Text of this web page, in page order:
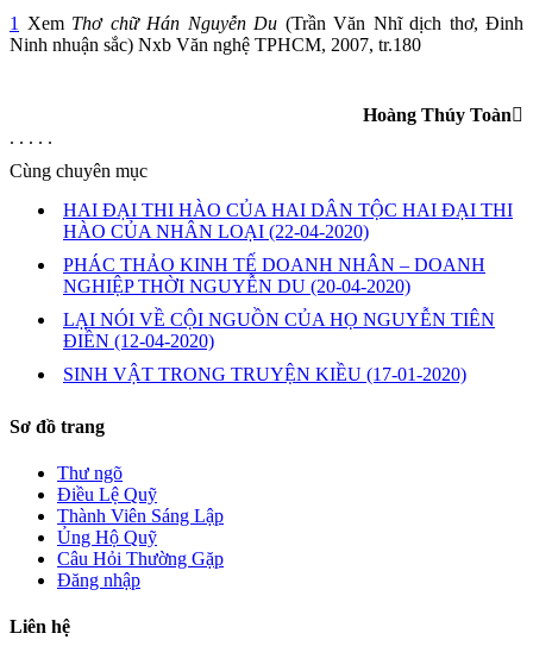
1 Xem Thơ chữ Hán Nguyễn Du (Trần Văn Nhĩ dịch thơ, Đinh
Ninh nhuận sắc) Nxb Văn nghệ TPHCM, 2007, tr.180
Hoàng Thúy Toàn
. . . . .
Cùng chuyên mục
HAI ĐẠI THI HÀO CỦA HAI DÂN TỘC HAI ĐẠI THI
HÀO CỦA NHÂN LOẠI (22-04-2020)
PHÁC THẢO KINH TẾ DOANH NHÂN – DOANH
NGHIỆP THỜI NGUYỄN DU (20-04-2020)
LẠI NÓI VỀ CỘI NGUỒN CỦA HỌ NGUYỄN TIÊN
ĐIỀN (12-04-2020)
SINH VẬT TRONG TRUYỆN KIỀU (17-01-2020)
Sơ đồ trang
Thư ngõ
Điều Lệ Quỹ
Thành Viên Sáng Lập
Ủng Hộ Quỹ
Câu Hỏi Thường Gặp
Đăng nhập
Liên hệ